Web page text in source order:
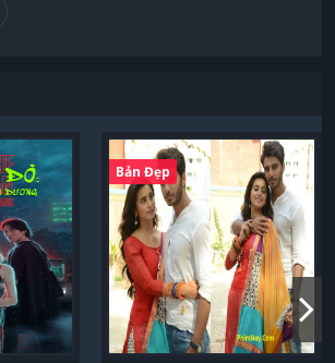
Liang Chen
Shengyan Na
Bản Đẹp